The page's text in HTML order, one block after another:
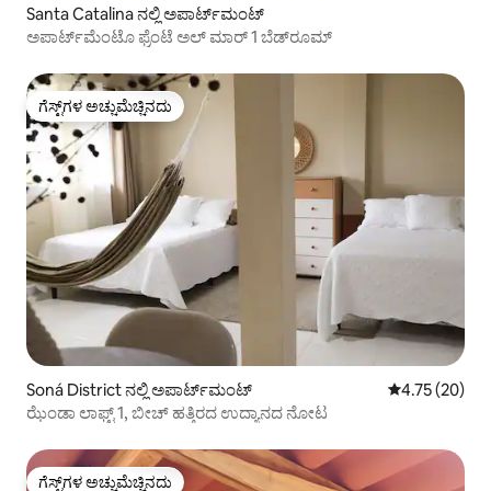
Santa Catalina ನಲ್ಲಿ ಅಪಾರ್ಟ್‌ಮಂಟ್
ಅಪಾರ್ಟ್‌ಮೆಂಟೊ ಫ್ರೆಂಟೆ ಅಲ್ ಮಾರ್ 1 ಬೆಡ್‌ರೂಮ್
ಗೆಸ್ಟ್‌ಗಳ ಅಚ್ಚುಮೆಚ್ಚಿನದು
ಗೆಸ್ಟ್‌ಗಳ ಅಚ್ಚುಮೆಚ್ಚಿನದು
Soná District ನಲ್ಲಿ ಅಪಾರ್ಟ್‌ಮಂಟ್ 5 ರಲ್ಲಿ 4.75
4.75 (20)
ಝೆಂಡಾ ಲಾಫ್ಟ್ 1, ಬೀಚ್ ಹತ್ತಿರದ ಉದ್ಯಾನದ ನೋಟ
ಗೆಸ್ಟ್‌ಗಳ ಅಚ್ಚುಮೆಚ್ಚಿನದು